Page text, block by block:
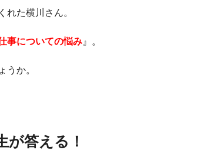
れた横川さん。
事についての悩み 』。
うか。
が答える！